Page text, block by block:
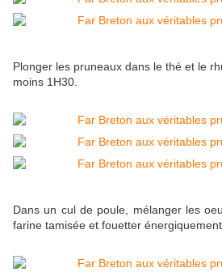
Plonger les pruneaux dans le thé et le
moins 1H30.
Dans un cul de poule, mélanger les
farine tamisée et fouetter énergiquement.